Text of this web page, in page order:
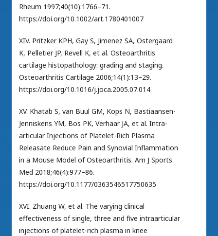
Rheum 1997;40(10):1766–71.
https://doi.org/10.1002/art.1780401007
XIV. Pritzker KPH, Gay S, Jimenez SA, Ostergaard
K, Pelletier JP, Revell K, et al. Osteoarthritis
cartilage histopathology: grading and staging.
Osteoarthritis Cartilage 2006;14(1):13–29.
https://doi.org/10.1016/j.joca.2005.07.014
XV. Khatab S, van Buul GM, Kops N, Bastiaansen-
Jenniskens YM, Bos PK, Verhaar JA, et al. Intra-
articular Injections of Platelet-Rich Plasma
Releasate Reduce Pain and Synovial Inflammation
in a Mouse Model of Osteoarthritis. Am J Sports
Med 2018;46(4):977–86.
https://doi.org/10.1177/0363546517750635
XVI. Zhuang W, et al. The varying clinical
effectiveness of single, three and five intraarticular
injections of platelet-rich plasma in knee